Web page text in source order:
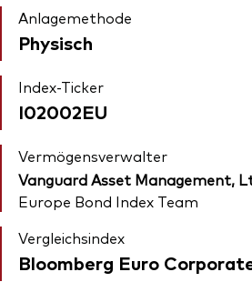
Anlagemethode
Physisch
Index-Ticker
I02002EU
Vermögensverwalter
Vanguard Asset Management,
Europe Bond Index Team
Vergleichsindex
Bloomberg Euro